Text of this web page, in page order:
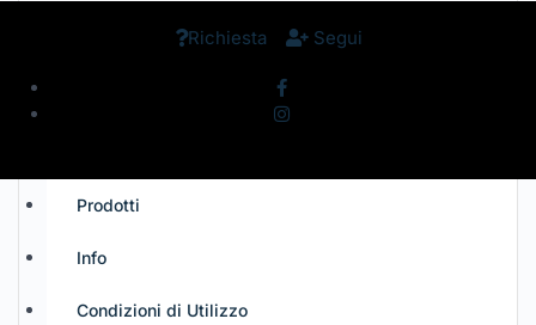
Richiesta Segui
Prodotti
Info
Condizioni di Utilizzo